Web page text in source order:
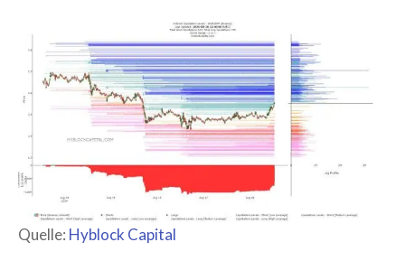
Quelle: Hyblock Capital